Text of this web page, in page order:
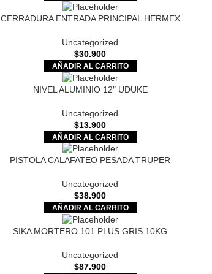
CERRADURA ENTRADA PRINCIPAL HERMEX
Uncategorized
$30.900
AÑADIR AL CARRITO
NIVEL ALUMINIO 12″ UDUKE
Uncategorized
$13.900
AÑADIR AL CARRITO
PISTOLA CALAFATEO PESADA TRUPER
Uncategorized
$38.900
AÑADIR AL CARRITO
SIKA MORTERO 101 PLUS GRIS 10KG
Uncategorized
$87.900